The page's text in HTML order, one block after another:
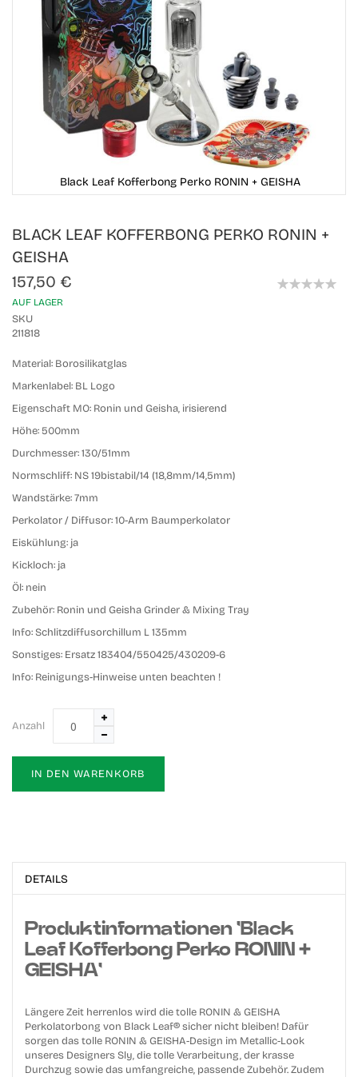
BLACK LEAF KOFFERBONG PERKO RONIN +
GEISHA
157,50 €
AUF LAGER
SKU
211818
Material: Borosilikatglas
Markenlabel: BL Logo
Eigenschaft MO: Ronin und Geisha, irisierend
Höhe: 500mm
Durchmesser:130/51mm
Normschliff: NS 19bistabil/14 (18,8mm/14,5mm)
Wandstärke:7mm
Perkolator / Diffusor:10-Arm Baumperkolator
Eiskühlung: ja
Kickloch: ja
Öl: nein
Zubehör: Ronin und Geisha Grinder & Mixing Tray
Info:Schlitzdiffusorchillum L 135mm
Sonstiges: Ersatz 183404/550425/430209-6
Info: Reinigungs-Hinweise unten beachten !
Anzahl
IN DEN WARENKORB
Black Leaf Kofferbong Perko RONIN + GEISHA
to
beginning
of
the
images
gallery
DETAILS
Produktinformationen 'Black
Leaf Kofferbong Perko RONIN +
GEISHA'
Längere Zeit herrenlos wird die tolle RONIN & GEISHA
Perkolatorbong von Black Leaf® sicher nicht bleiben! Dafür
sorgen das tolle RONIN & GEISHA-Design im Metallic-Look
unseres Designers Sly, die tolle Verarbeitung, der krasse
Durchzug sowie das umfangreiche, passende Zubehör. Zudem